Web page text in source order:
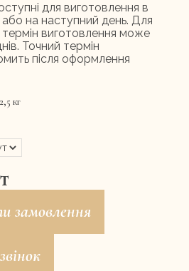
для виготовлення в
на наступний день. Для
виготовлення може
Точний термін
після оформлення
2,5 кг
замовлення